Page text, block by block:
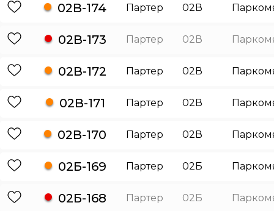
02В-174 Партер 02В
02В-173 Партер 02В
02В-172 Партер 02В
02В-171 Партер 02В
02В-170 Партер 02В
02Б-169 Партер 02Б
02Б-168 Партер 02Б